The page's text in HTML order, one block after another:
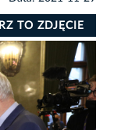
TO ZDJĘCIE